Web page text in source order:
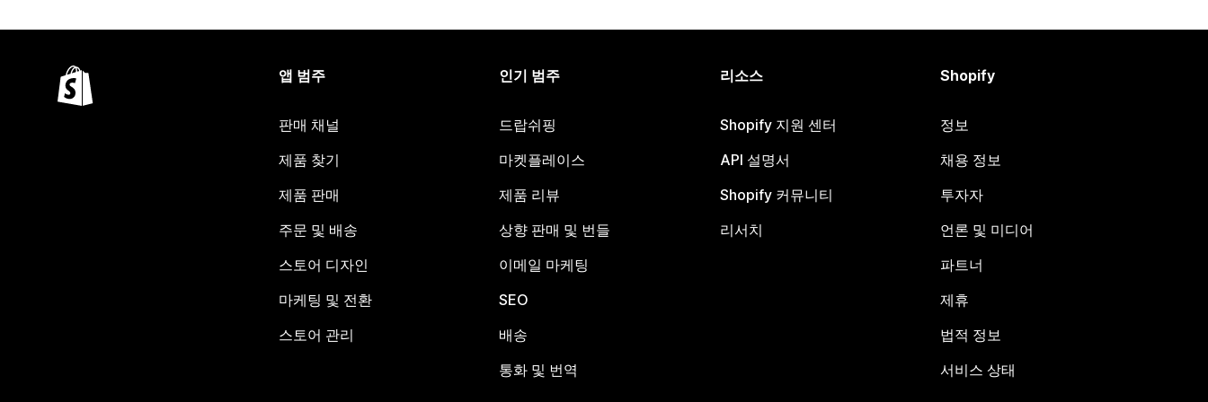
앱 범주
판매 채널
제품 찾기
제품 판매
주문 및 배송
스토어 디자인
마케팅 및 전환
스토어 관리
인기 범주
드랍쉬핑
마켓플레이스
제품 리뷰
상향 판매 및 번들
이메일 마케팅
SEO
배송
통화 및 번역
리소스
Shopify 지원 센터
API 설명서
Shopify 커뮤니티
리서치
Shopify
정보
채용 정보
투자자
언론 및 미디어
파트너
제휴
법적 정보
서비스 상태